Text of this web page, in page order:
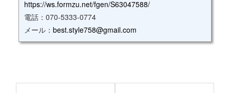
https://ws.formzu.net/fgen/S63047588/
電話：070‐5333‐0774
メール： best.style758@gmail.com